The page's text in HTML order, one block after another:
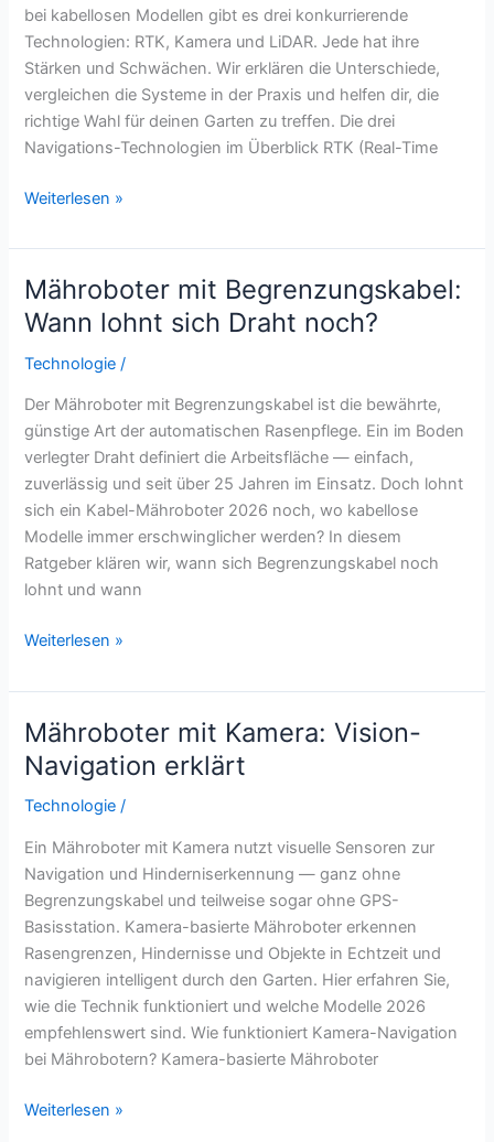
bei kabellosen Modellen gibt es drei konkurrierende
Technologien: RTK, Kamera und LiDAR. Jede hat ihre
Stärken und Schwächen. Wir erklären die Unterschiede,
vergleichen die Systeme in der Praxis und helfen dir, die
richtige Wahl für deinen Garten zu treffen. Die drei
Navigations-Technologien im Überblick RTK (Real-Time
RTK
Kamera
vs.
LiDAR:
Mähroboter-
Navigation
Vergleich
Weiterlesen »
Mähroboter mit Begrenzungskabel:
Wann lohnt sich Draht noch?
Technologie /
Der Mähroboter mit Begrenzungskabel ist die bewährte,
günstige Art der automatischen Rasenpflege. Ein im Boden
verlegter Draht definiert die Arbeitsfläche — einfach,
zuverlässig und seit über 25 Jahren im Einsatz. Doch lohnt
sich ein Kabel-Mähroboter 2026 noch, wo kabellose
Modelle immer erschwinglicher werden? In diesem
Ratgeber klären wir, wann sich Begrenzungskabel noch
lohnt und wann
Mähroboter
Begrenzungskabel:
Wann
lohnt
sich
Draht
Weiterlesen »
Mähroboter mit Kamera: Vision-
Navigation erklärt
Technologie /
Ein Mähroboter mit Kamera nutzt visuelle Sensoren zur
Navigation und Hinderniserkennung — ganz ohne
Begrenzungskabel und teilweise sogar ohne GPS-
Basisstation. Kamera-basierte Mähroboter erkennen
Rasengrenzen, Hindernisse und Objekte in Echtzeit und
navigieren intelligent durch den Garten. Hier erfahren Sie,
wie die Technik funktioniert und welche Modelle 2026
empfehlenswert sind. Wie funktioniert Kamera-Navigation
bei Mährobotern? Kamera-basierte Mähroboter
Mähroboter
Weiterlesen »